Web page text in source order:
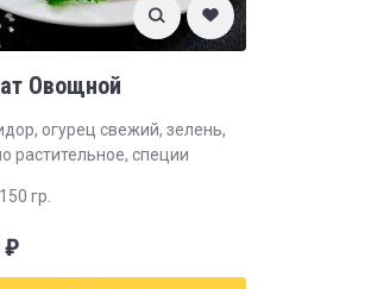
Овощной
огурец свежий, зелень,
растительное, специи
гр.
₽